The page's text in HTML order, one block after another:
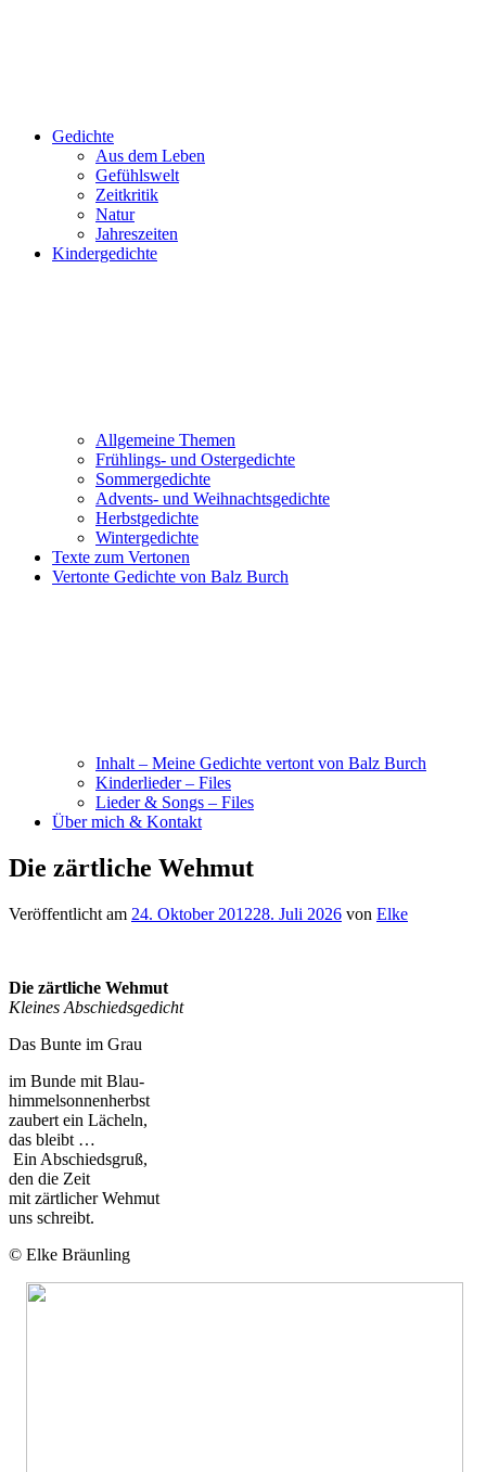
Gedichte
Aus dem Leben
Gefühlswelt
Zeitkritik
Natur
Jahreszeiten
Kindergedichte
Allgemeine Themen
Frühlings- und Ostergedichte
Sommergedichte
Advents- und Weihnachtsgedichte
Herbstgedichte
Wintergedichte
Texte zum Vertonen
Vertonte Gedichte von Balz Burch
Inhalt – Meine Gedichte vertont von Balz Burch
Kinderlieder – Files
Lieder & Songs – Files
Über mich & Kontakt
Die zärtliche Wehmut
Veröffentlicht am 24. Oktober 201228. Juli 2026 von Elke
Die zärtliche Wehmut
Kleines Abschiedsgedicht
Das Bunte im Grau
im Bunde mit Blau-
himmelsonnenherbst
zaubert ein Lächeln,
das bleibt …
Ein Abschiedsgruß,
den die Zeit
mit zärtlicher Wehmut
uns schreibt.
© Elke Bräunling